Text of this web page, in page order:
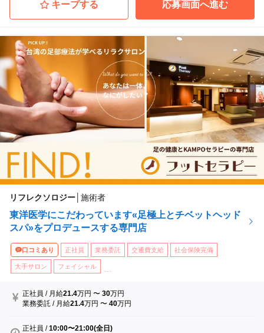
キープする 応募画面へ進む
リフレクソロジー 施術者
東洋医学にこだわっています«足極上とチベットヘッド
スパ»をプロデュースする専門店
口コミあり 正社員 業務委託 交通費支給 社会保険完備
大手サロン フェイシャル
正社員 / 月給21.4万円 〜30万円
業務委託 / 月給21.4万円 〜40万円
正社員 /10:00〜21:00(全日)